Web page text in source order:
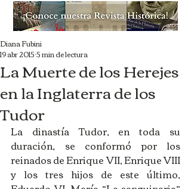
La Muerte de los Herejes
en la Inglaterra de los
Tudor
Diana Fubini
19 abr 20155 min de lectura
La dinastía Tudor, en toda su
duración, se conformó por los
reinados de Enrique VII, Enrique VIII
y los tres hijos de este último,